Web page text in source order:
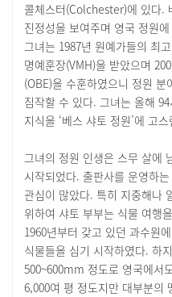
콜체스터(Colchester)에 있다.
진정성을 보여주며 영국 정원
그녀는 1987년 원예가들의 최
명예훈장(VMH)을 받았으며
(OBE)을 수훈하였으니 정원
짐작할 수 있다. 그녀는 올해
지식을 ‘베스 샤토 정원’에 고
그녀의 정원 인생은 스무 살에
시작되었다. 출판사를 운영하
관심이 많았다. 특히 지중해나
위하여 샤토 부부는 식물 여행
1960년부터 갖고 있던 과수원
식물들을 심기 시작하였다. 하
500~600mm 정도로 영국에서
6,000여 평 정도지만 대부분의